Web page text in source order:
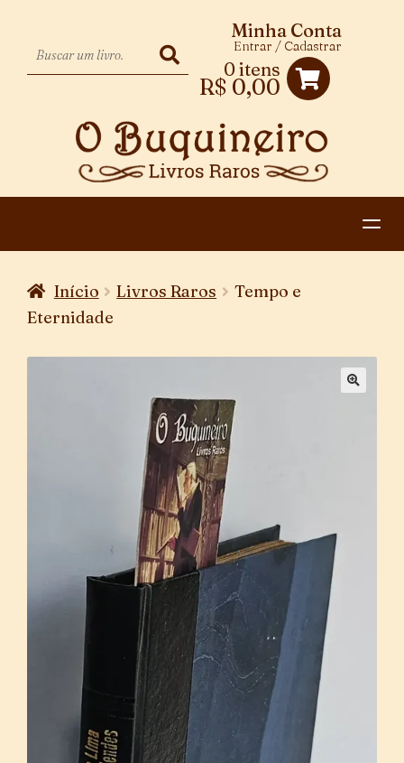
0 itens
R$ 0,00
Minha Conta
Entrar / Cadastrar
Início Livros Raros
Tempo e
Eternidade